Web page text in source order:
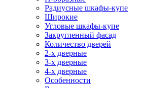
Радиусные шкафы-купе
Широкие
Угловые шкафы-купе
Закругленный фасад
Количество дверей
2-х дверные
3-х дверные
4-х дверные
Особенности